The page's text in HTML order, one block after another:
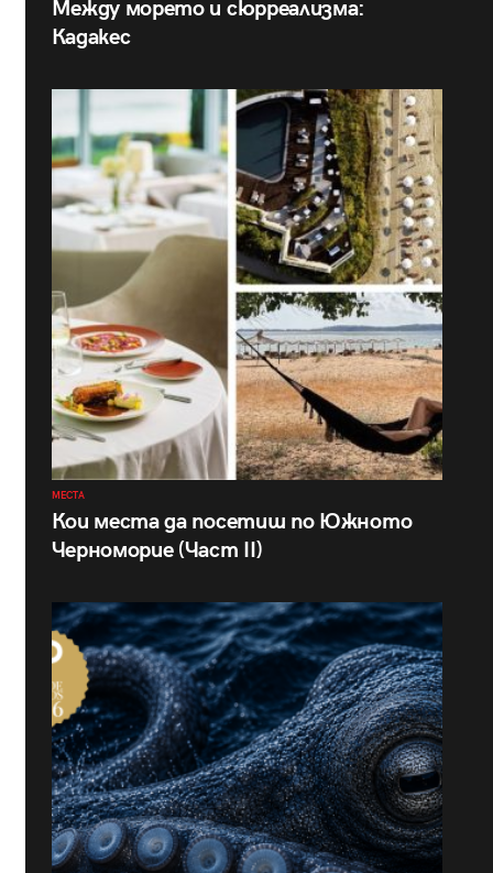
Между морето и сюрреализма:
Кадакес
МЕСТА
Кои места да посетиш по Южното
Черноморие (Част II)